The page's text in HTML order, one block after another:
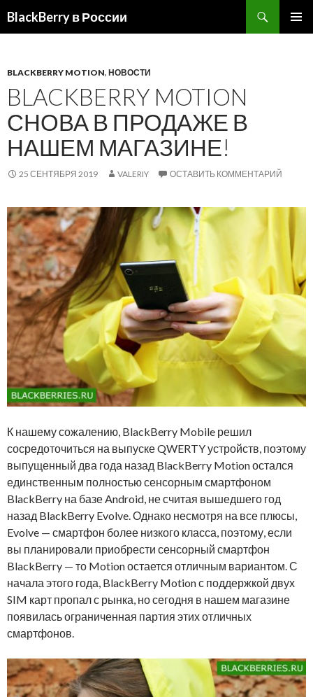
BlackBerry в России
BLACKBERRY MOTION, НОВОСТИ
BLACKBERRY MOTION
СНОВА В ПРОДАЖЕ В
НАШЕМ МАГАЗИНЕ!
25 СЕНТЯБРЯ 2019 VALERIY ОСТАВИТЬ КОММЕНТАРИЙ
К нашему сожалению, BlackBerry Mobile решил
сосредоточиться на выпуске QWERTY устройств, поэтому
выпущенный два года назад BlackBerry Motion остался
единственным полностью сенсорным смартфоном
BlackBerry на базе Android, не считая вышедшего год
назад BlackBerry Evolve. Однако несмотря на все плюсы,
Evolve — смартфон более низкого класса, поэтому, если
вы планировали приобрести сенсорный смартфон
BlackBerry — то Motion остается отличным вариантом. С
начала этого года, BlackBerry Motion с поддержкой двух
SIM карт пропал с рынка, но сегодня в нашем магазине
появилась ограниченная партия этих отличных
смартфонов.